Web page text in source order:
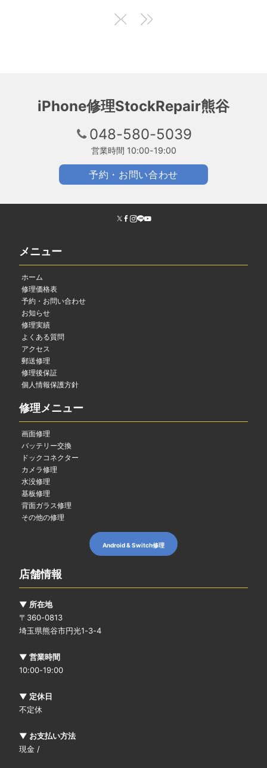
iPhone修理StockRepair熊谷
048-580-5039
営業時間 10:00-19:00
予約・お問い合わせ
メニュー
ホーム
修理価格表
予約・お問い合わせ
お知らせ
修理実績
よくある質問
アクセス
郵送修理
修理後保証
個人情報保護方針
修理メニュー
画面修理
バッテリー交換
ドックコネクター
カメラ修理
水没修理
基板修理
背面ガラス修理
その他の修理
Android & Switch修理
店舗情報
▼ 所在地
〒360-0813
埼玉県熊谷市円光1-3-4
▼ 営業時間
10:00-19:00
▼ 定休日
不定休
▼ お支払い方法
現金 /